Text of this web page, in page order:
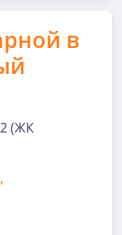
в
(ЖК